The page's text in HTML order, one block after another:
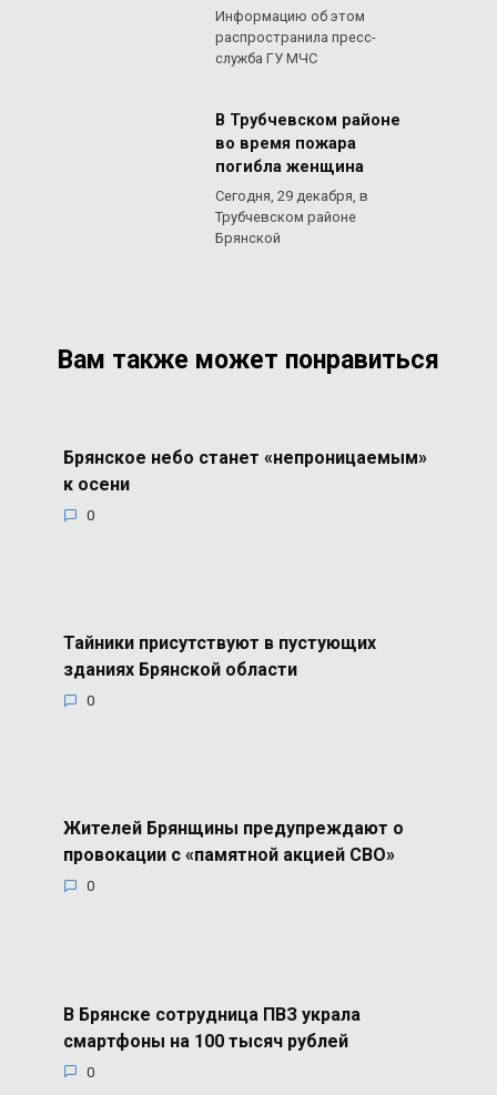
Информацию об этом
распространила пресс-
служба ГУ МЧС
В Трубчевском районе
во время пожара
погибла женщина
Сегодня, 29 декабря, в
Трубчевском районе
Брянской
Вам также может понравиться
Брянское небо станет «непроницаемым»
к осени
0
Тайники присутствуют в пустующих
зданиях Брянской области
0
Жителей Брянщины предупреждают о
провокации с «памятной акцией СВО»
0
В Брянске сотрудница ПВЗ украла
смартфоны на 100 тысяч рублей
0